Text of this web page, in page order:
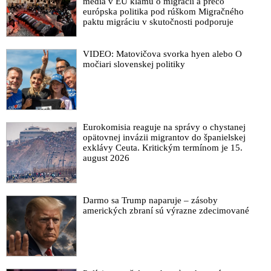
Šéf NAKA Zurian: Makó je jeden z najväčších zločincov.
Krajniak aj Kali žiadali Lučanského, aby kajúcnika Paksiho
nevyhodil kvôli Danovi
Keď unikajú výpovede takej pľuhy, akou je plukovník Beňa,
treba sa mať na pozore
Fico o šokujúcom rozhodnutí sudkyne Záleskej, jej tlaku na
šéfa špeciálneho súdu Hrubalu a dôkaze ako Kolíková klame
Lipšicovho námestníka Kysela
VIDEO: Nález Ústavného súdu zahanbuje konanie
Špecializovaného aj Najvyššieho súdu, reaguje Fico na verdikt
v prospech väzneného advokáta
VIDEO: Lipšica rázne stopla moderátorka Kolíková, keď chcel
hovoriť o podmienkach v kolúznej väzbe
VIDEO: Kollár sa ostro pustil do Kolíkovej pre kolúznu
väzbu, ktorá sa podľa neho nadužíva vo forme trestu
Ústavný súd nariadil Najvyššiemu súdu okamžite prepustiť z
väzby na slobodu advokáta Martina Ribára, ktorému bolo
európska politika pod rúškom Migračného
paktu migráciu v skutočnosti podporuje
VIDEO: Matovičova svorka hyen alebo O
močiari slovenskej politiky
Eurokomisia reaguje na správy o chystanej
opätovnej invázii migrantov do španielskej
exklávy Ceuta. Kritickým termínom je 15.
august 2026
Darmo sa Trump naparuje – zásoby
amerických zbraní sú výrazne zdecimované